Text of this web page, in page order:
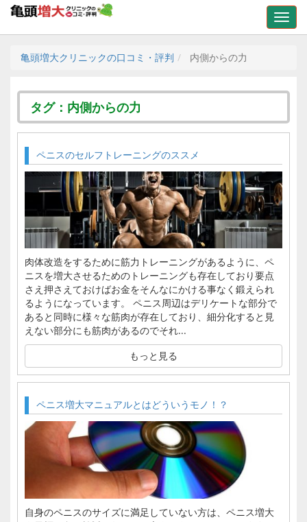
亀頭増大クリニックの口コミ・評判 内側からの力
タグ：内側からの力
ペニスのセルフトレーニングのススメ
肉体改造をするために筋力トレーニングがあるように、ペ
ニスを増大させるためのトレーニングも存在しており要点
さえ押さえておけばお金をそんなにかける事なく鍛えられ
るようになっています。 ペニス周辺はデリケートな部分で
あると同時に様々な筋肉が存在しており、細分化すると見
えない部分にも筋肉があるのでそれ...
もっと見る
ペニス増大マニュアルとはどういうモノ！？
自身のペニスのサイズに満足していない方は、ペニス増大